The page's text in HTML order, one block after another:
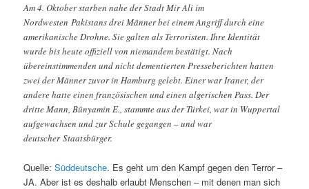
Am 4. Oktober starben nahe der Stadt Mir Ali im
Nordwesten Pakistans drei Männer bei einem Angriff durch eine
amerikanische Drohne. Sie galten als Terroristen. Ihre Identität
wurde bis heute offiziell von niemandem bestätigt. Nach
übereinstimmenden und nicht dementierten Presseberichten hatten
zwei der Männer zuvor in Hamburg gelebt. Einer war Iraner, der
andere hatte einen französischen und einen algerischen Pass. Der
dritte Mann, Bünyamin E., stammte aus der Türkei, war in Wuppertal
aufgewachsen und zur Schule gegangen – und war
deutscher Staatsbürger.
Quelle:Süddeutsche. Es geht um den Kampf gegen den Terror –
JA. Aber ist es deshalb erlaubt Menschen – mit denen man sich